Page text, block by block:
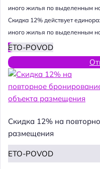
иного жилья по выделенным
Cкидка 12% действует
иного жилья по выделенным
ETO-POVOD
Скидка 12% на
размещения
ETO-POVOD